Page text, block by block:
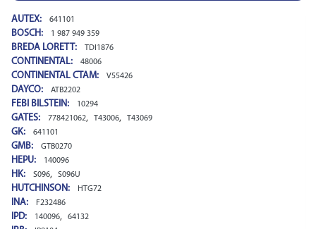
AUTEX: 641101
BOSCH: 1 987 949 359
BREDA LORETT: TDI1876
CONTINENTAL: 48006
CONTINENTAL CTAM: V55426
DAYCO: ATB2202
FEBI BILSTEIN: 10294
GATES: 778421062, T43006, T43069
GK: 641101
GMB: GTB0270
HEPU: 140096
HK: S096, S096U
HUTCHINSON: HTG72
INA: F232486
IPD: 140096, 64132